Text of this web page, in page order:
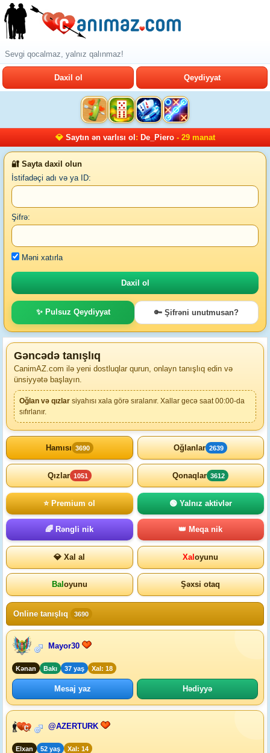
Sevgi qocalmaz, yalnız qalınmaz!
Daxil ol Qeydiyyat
💎 Saytın ən varlısı ol : De_Piero- 29 manat
🔐 Sayta daxil olun
İstifadəçi adı və ya ID:
Şifrə:
Məni xatırla
✨ Pulsuz Qeydiyyat 🔑 Şifrəni unutmusan?
Gəncədə tanışlıq
CanimAZ.com ilə yeni dostluqlar qurun, onlayn tanışlıq edin və
ünsiyyətə başlayın.
Oğlan və qızlar siyahısı xala görə sıralanır. Xallar gecə saat 00:00-da
sıfırlanır.
Hamısı 3690 Oğlanlar 2639
Qızlar 1051 Qonaqlar 3612
⭐ Premium ol 🟢 Yalnız aktivlər
🌈 Rəngli nik 👑 Meqa nik
💎 Xal al Xaloyunu
Baloyunu Şəxsi otaq
Online tanışlıq 3690
Mayor30
Kənan Bakı 37 yaş Xal: 18
Mesaj yaz Hədiyyə
@AZERTURK
Elxan 52 yaş Xal: 14